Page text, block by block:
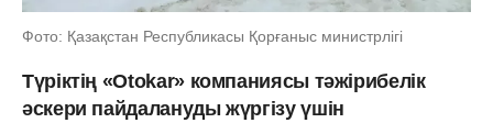
Фото: Қазақстан Республикасы Қорғаныс министрлігі
Түріктің «Otokar» компаниясы тәжірибелік
әскери пайдалануды жүргізу үшін